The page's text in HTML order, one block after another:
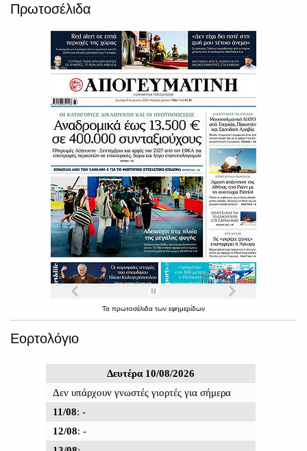
Πρωτοσέλιδα
Τα πρωτοσέλιδα των εφημερίδων
Εορτολόγιο